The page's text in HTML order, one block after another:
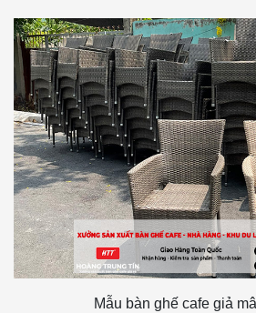
Mẫu bàn ghế cafe giả